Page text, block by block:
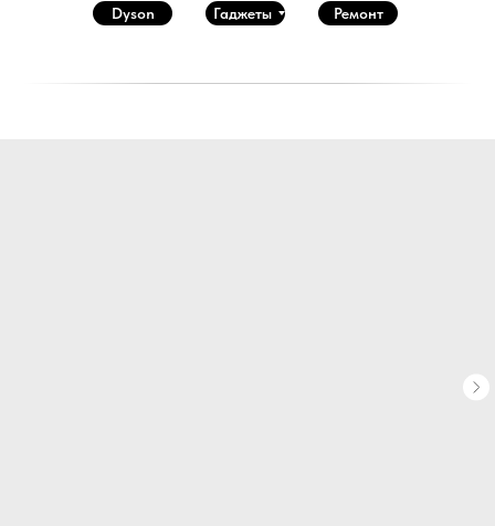
Dyson Гаджеты Ремонт